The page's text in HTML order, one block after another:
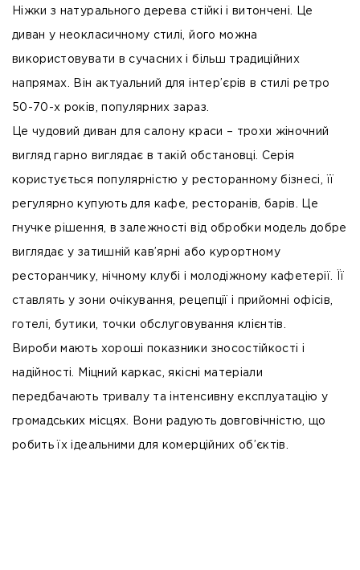
Ніжки з натурального дерева стійкі і витончені. Це
диван у неокласичному стилі, його можна
використовувати в сучасних і більш традиційних
напрямах. Він актуальний для інтер’єрів в стилі ретро
50-70-х років, популярних зараз.
Це чудовий диван для салону краси – трохи жіночний
вигляд гарно виглядає в такій обстановці. Серія
користується популярністю у ресторанному бізнесі, її
регулярно купують для кафе, ресторанів, барів. Це
гнучке рішення, в залежності від обробки модель добре
виглядає у затишній кав’ярні або курортному
ресторанчику, нічному клубі і молодіжному кафетерії. Її
ставлять у зони очікування, рецепції і прийомні офісів,
готелі, бутики, точки обслуговування клієнтів.
Вироби мають хороші показники зносостійкості і
надійності. Міцний каркас, якісні матеріали
передбачають тривалу та інтенсивну експлуатацію у
громадських місцях. Вони радують довговічністю, що
робить їх ідеальними для комерційних об’єктів.